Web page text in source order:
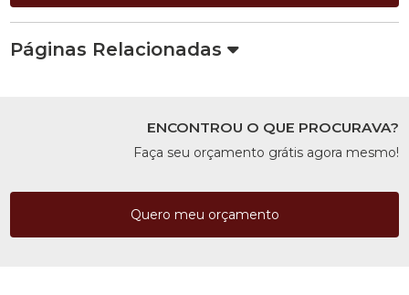
Páginas Relacionadas
ENCONTROU O QUE PROCURAVA?
Faça seu orçamento grátis agora mesmo!
Quero meu orçamento